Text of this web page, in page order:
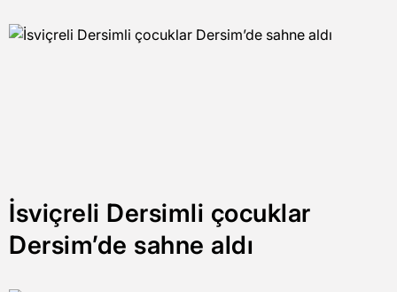
İsviçreli Dersimli çocuklar
Dersim’de sahne aldı